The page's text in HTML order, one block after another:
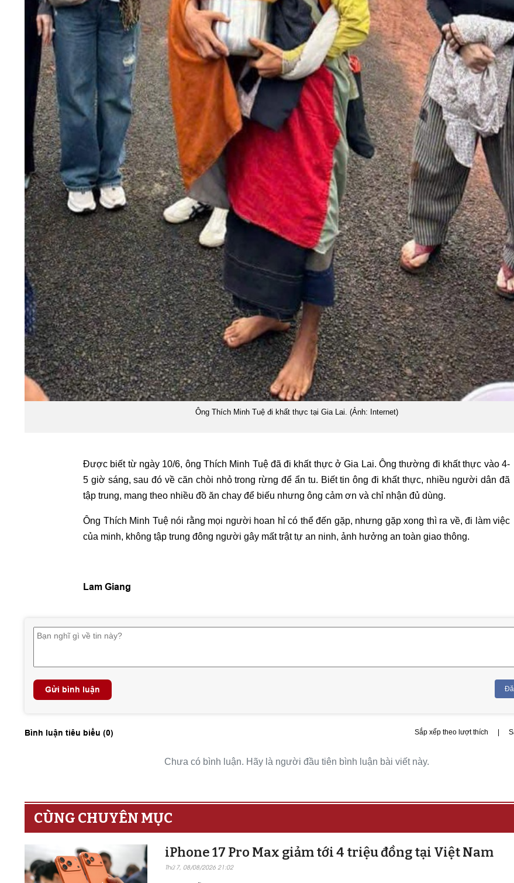
Ông Thích Minh Tuệ đi khất thực tại Gia Lai. (Ảnh: Internet)
Được biết từ ngày 10/6, ông Thích Minh Tuệ đã đi khất thực ở Gia Lai. Ông thường đi khất thực vào 4-
5 giờ sáng, sau đó về căn chòi nhỏ trong rừng để ẩn tu. Biết tin ông đi khất thực, nhiều người dân đã
tập trung, mang theo nhiều đồ ăn chay để biếu nhưng ông cảm ơn và chỉ nhận đủ dùng.
Ông Thích Minh Tuệ nói rằng mọi người hoan hỉ có thể đến gặp, nhưng gặp xong thì ra về, đi làm việc
của minh, không tập trung đông người gây mất trật tự an ninh, ảnh hưởng an toàn giao thông.
Lam Giang
Gửi bình luận
Bình luận tiêu biểu (0) Sắp xếp theo lượt thích |
Chưa có bình luận. Hãy là người đầu tiên bình luận bài viết này.
CÙNG CHUYÊN MỤC
iPhone 17 Pro Max giảm tới 4 triệu đồng tại Việt Nam
Thứ 7, 08/08/2026 21:02